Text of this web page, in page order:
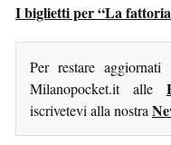
I biglietti per “La
Per restare aggiornati
Milanopocket.it alle
iscrivetevi alla nostra